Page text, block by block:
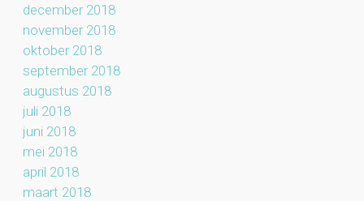
december 2018
november 2018
oktober 2018
september 2018
augustus 2018
juli 2018
juni 2018
mei 2018
april 2018
maart 2018